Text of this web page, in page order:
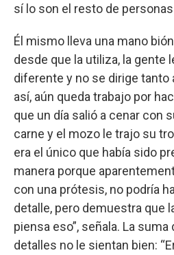
sí lo son el resto de
Él mismo lleva una mano
desde que la utiliza, la gente
diferente y no se dirige tanto
así, aún queda trabajo por
que un día salió a cenar con
carne y el mozo le trajo su
era el único que había sido
manera porque
con una prótesis, no podría
detalle, pero demuestra que
piensa eso”, señala. La
detalles no le sientan bien: